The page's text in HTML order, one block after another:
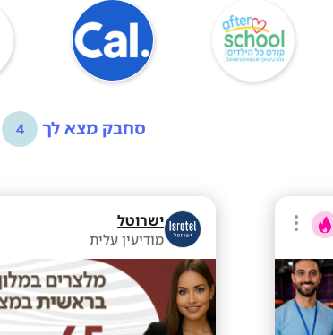
סחבק מצא לך 4
ישרוטל
מודיעין עלית